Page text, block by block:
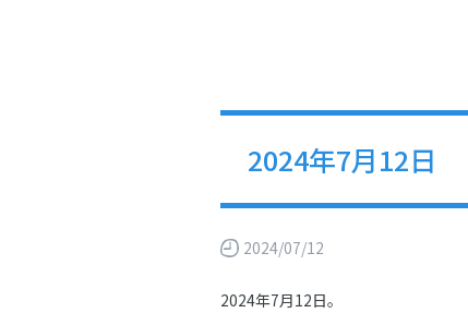
2024年7月12日
2024/07/12
2024年7月12日。